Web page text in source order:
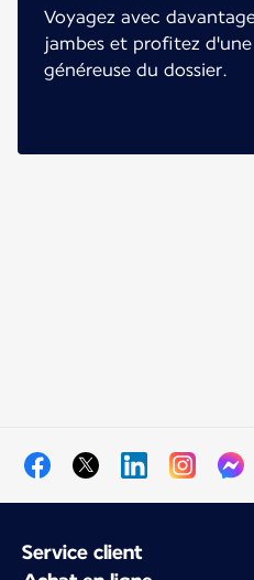
Voyagez avec
jambes et profitez
généreuse du dossier.
Service client